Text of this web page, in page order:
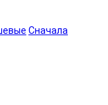
Сначала